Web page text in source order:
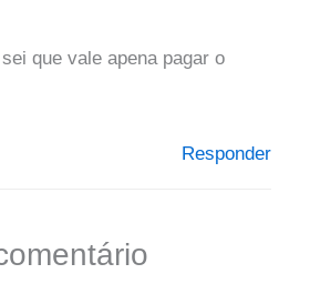
que vale apena pagar o
Responder